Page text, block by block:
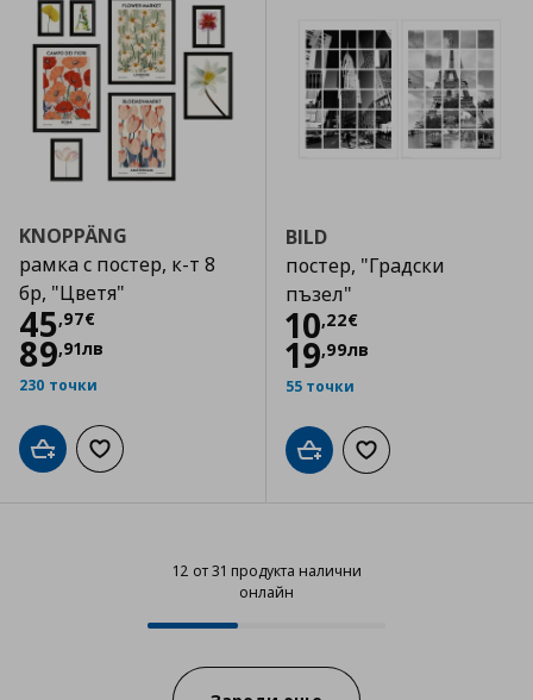
KNOPPÄNG
рамка с постер, к-т 8
бр, "Цветя"
45,97€
Цена
89,91лв
230 точки
Добави в кошницата
Добави към списъка с любими
BILD
постер, "Градски
пъзел"
10,22€
Цена
19,99лв
55 точки
Добави в кошницата
Добави към
12 от 31 продукта налични
онлайн
12 от 31 продукта налични
Progress: